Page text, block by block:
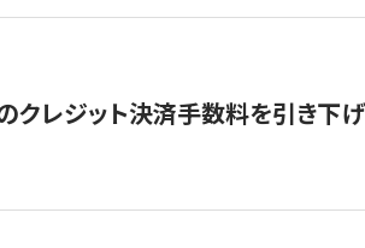
クレジット決済手数料を引き下